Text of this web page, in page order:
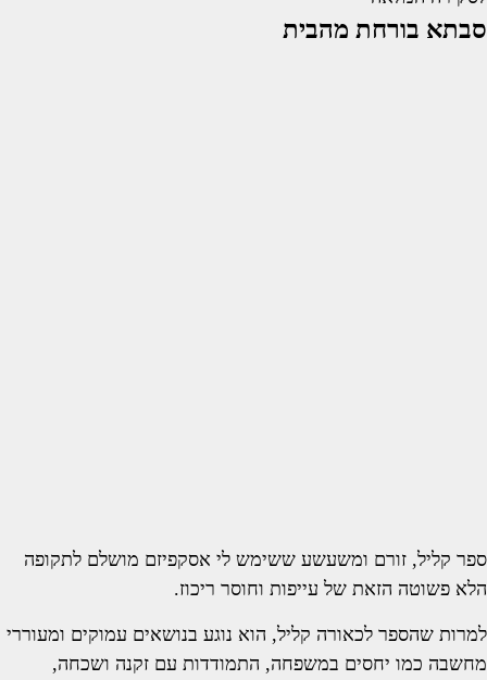
סבתא בורחת מהבית
ספר קליל, זורם ומשעשע ששימש לי אסקפיזם מושלם לתקופה
הלא פשוטה הזאת של עייפות וחוסר ריכוז.
למרות שהספר לכאורה קליל, הוא נוגע בנושאים עמוקים ומעוררי
מחשבה כמו יחסים במשפחה, התמודדות עם זקנה ושכחה,